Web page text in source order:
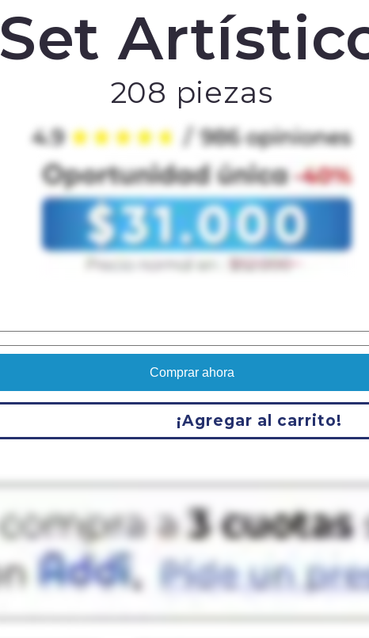
Set
208 piezas
Comprar ahora
¡Agregar al carrito!